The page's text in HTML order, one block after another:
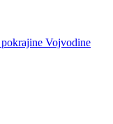
Vojvodine